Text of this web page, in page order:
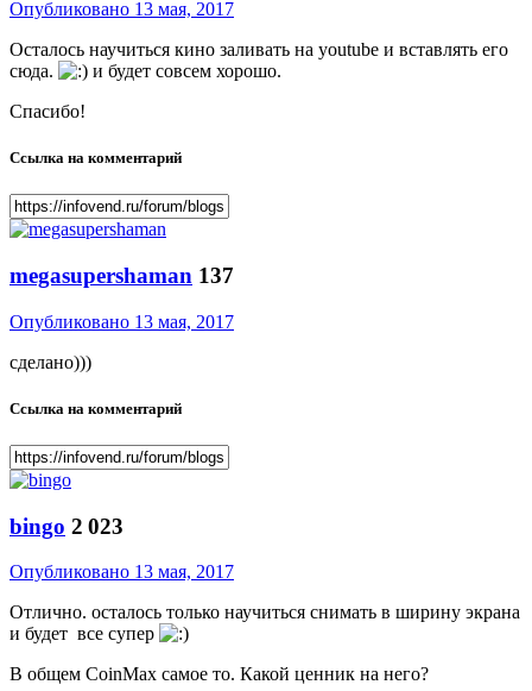
Опубликовано 13 мая, 2017
Осталось научиться кино заливать на youtube и вставлять его
сюда.
и будет совсем хорошо.
Спасибо!
Ссылка на комментарий
megasupershaman 137
Опубликовано 13 мая, 2017
сделано)))
Ссылка на комментарий
bingo 2 023
Опубликовано 13 мая, 2017
Отлично. осталось только научиться снимать в ширину экрана
и будет все супер
В общем CoinMax самое то. Какой ценник на него?